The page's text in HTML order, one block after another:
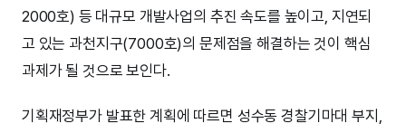
2000호) 등 대규모 개발사업의 추진 속도를 높이고, 지연되
고 있는 과천지구(7000호)의 문제점을 해결하는 것이 핵심
과제가 될 것으로 보인다.
기획재정부가 발표한 계획에 따르면 성수동 경찰기마대 부지,